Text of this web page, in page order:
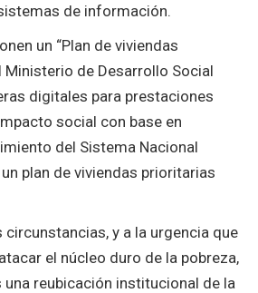
de información.
un “Plan de viviendas
de Desarrollo Social
digitales para prestaciones
social con base en
del Sistema Nacional
plan de viviendas prioritarias
circunstancias, y a la urgencia que
el núcleo duro de la pobreza,
reubicación institucional de la